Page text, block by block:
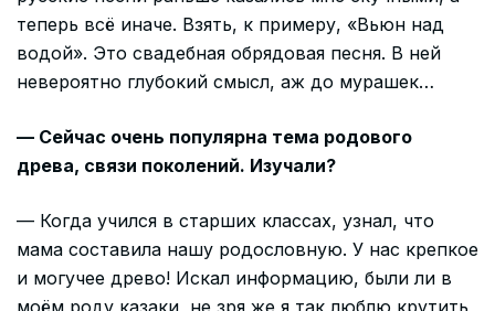
теперь всё иначе. Взять, к примеру, «Вьюн над
водой». Это свадебная обрядовая песня. В ней
невероятно глубокий смысл, аж до мурашек…
— Сейчас очень популярна тема родового
древа, связи поколений. Изучали?
— Когда учился в старших классах, узнал, что
мама составила нашу родословную. У нас крепкое
и могучее древо! Искал информацию, были ли в